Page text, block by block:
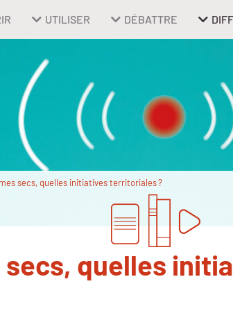
UTILISER DÉBATTRE
secs, quelles initiatives territoriales ?
secs, quelles